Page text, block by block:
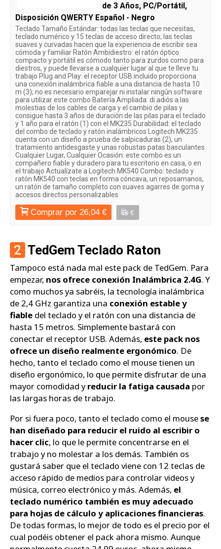
de 3 Años, PC/Portátil,
Disposición QWERTY Español - Negro
Teclado Tamaño Estándar: todas las teclas que necesitas,
teclado numérico y 15 teclas de acceso directo; las teclas
suaves y curvadas hacen que la experiencia de escribir sea
cómoda y familiar Ratón Ambidiestro: el ratón óptico
compacto y portátil es cómodo tanto para zurdos como para
diestros, y puede llevarse a cualquier lugar al que te lleve tu
trabajo Plug and Play: el receptor USB incluido proporciona
una conexión inalámbrica fiable a una distancia de hasta 10
m (3); no es necesario emparejar ni instalar ningún software
para utilizar este combo Batería Ampliada: di adiós a las
molestias de los cables de carga y el cambio de pilas y
consigue hasta 3 años de duración de las pilas para el teclado
y 1 año para el ratón (1) con el MK235 Durabilidad: el teclado
del combo de teclado y ratón inalámbricos Logitech MK235
cuenta con un diseño a prueba de salpicaduras (2), un
tratamiento antidesgaste y unas robustas patas basculantes
Cualquier Lugar, Cualquier Ocasión: este combo es un
compañero fiable y duradero para tu escritorio en casa, o en
el trabajo Actualízate a Logitech MK540 Combo: teclado y
ratón MK540 con teclas en forma cóncava, un reposamanos,
un ratón de tamaño completo con suaves agarres de goma y
accesos directos personalizables
Comprar por 26,04 € €
2 TedGem Teclado Raton
Tampoco está nada mal este pack de TedGem. Para
empezar, nos ofrece conexión Inalámbrica 2.4G. Y
como muchos ya sabréis, la tecnología inalámbrica
de 2,4 GHz garantiza una conexión estable y
fiable del teclado y el ratón con una distancia de
hasta 15 metros. Simplemente bastará con
conectar el receptor USB. Además, este pack nos
ofrece un diseño realmente ergonómico. De
hecho, tanto el teclado como el mouse tienen un
diseño ergonómico, lo que permite disfrutar de una
mayor comodidad yreducir la fatiga causada por
las largas horas de trabajo.
Por si fuera poco, tanto el teclado como el mousese
han diseñado para reducir el ruido al escribir o
hacer clic, lo que le permite concentrarse en el
trabajo y no molestar a los demás. También os
gustará saber que el teclado viene con 12 teclas de
acceso rápido de medios para controlar videos y
música, correo electrónico y más. Además, el
teclado numérico también es muy adecuado
para hojas de cálculo y aplicaciones financieras.
De todas formas, lo mejor de todo es el precio por el
cual podéis obtener el pack ahora mismo. Aunque